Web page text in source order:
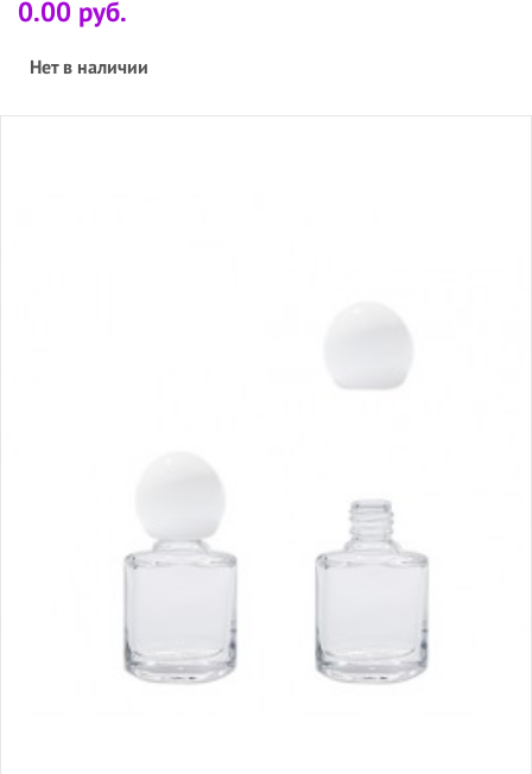
0.00 руб.
Нет в наличии